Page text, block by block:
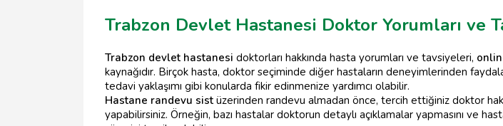
Trabzon Devlet Hastanesi Doktor Yorumları ve
Trabzon devlet hastanesi doktorları hakkında hasta yorumları ve tavsiyeleri,
kaynağıdır. Birçok hasta, doktor seçiminde diğer hastaların deneyimlerinden
tedavi yaklaşımı gibi konularda fikir edinmenize yardımcı olabilir.
Hastane randevu sist üzerinden randevu almadan önce, tercih ettiğiniz doktor
yapabilirsiniz. Örneğin, bazı hastalar doktorun detaylı açıklamalar yapmasını ve